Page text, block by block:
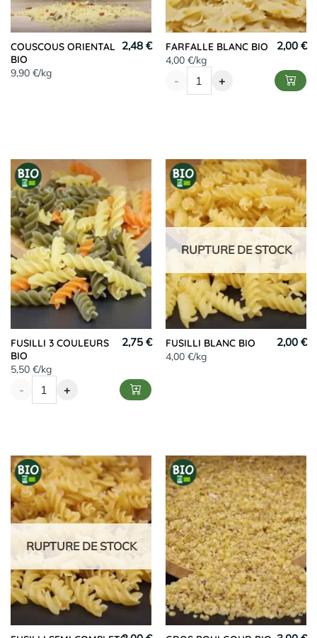
COUSCOUS ORIENTAL
BIO
9,90 €/kg
2,48 €
FARFALLE BLANC BIO
4,00 €/kg
2,00 €
- +
FUSILLI 3 COULEURS
BIO
5,50 €/kg
2,75 €
- +
RUPTURE DE STOCK
FUSILLI BLANC BIO
4,00 €/kg
2,00 €
RUPTURE DE STOCK